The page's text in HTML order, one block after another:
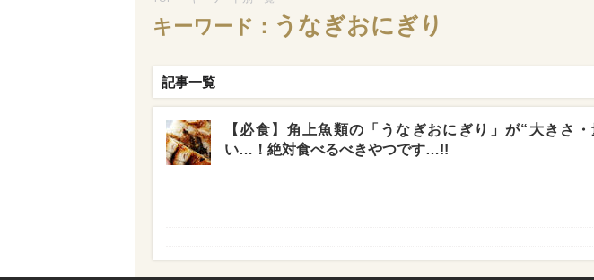
キーワード： うなぎおにぎり
記事一覧
【必食】角上魚類の「うなぎおにぎり」が“大きさ
い…！絶対食べるべきやつです…!!